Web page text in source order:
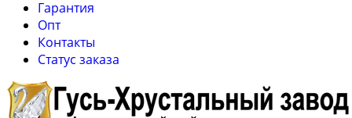
Гарантия
Опт
Контакты
Cтатус заказа